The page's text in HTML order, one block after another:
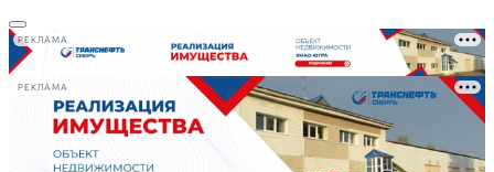
РЕКЛАМА
РЕКЛАМА